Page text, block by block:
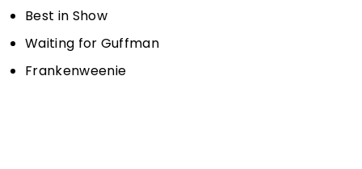
Best in Show
Waiting for Guffman
Frankenweenie